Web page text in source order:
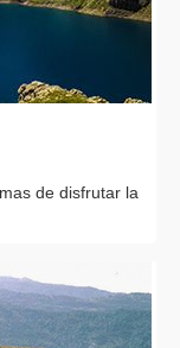
de disfrutar la